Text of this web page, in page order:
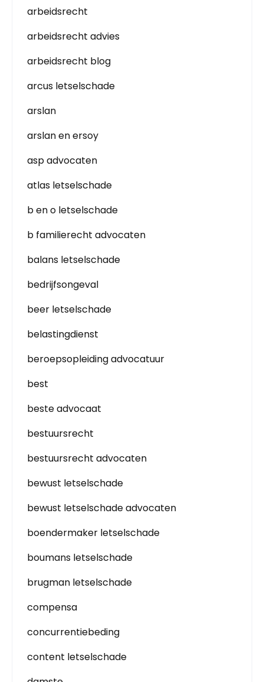
arbeidsrecht
arbeidsrecht advies
arbeidsrecht blog
arcus letselschade
arslan
arslan en ersoy
asp advocaten
atlas letselschade
b en o letselschade
b familierecht advocaten
balans letselschade
bedrijfsongeval
beer letselschade
belastingdienst
beroepsopleiding advocatuur
best
beste advocaat
bestuursrecht
bestuursrecht advocaten
bewust letselschade
bewust letselschade advocaten
boendermaker letselschade
boumans letselschade
brugman letselschade
compensa
concurrentiebeding
content letselschade